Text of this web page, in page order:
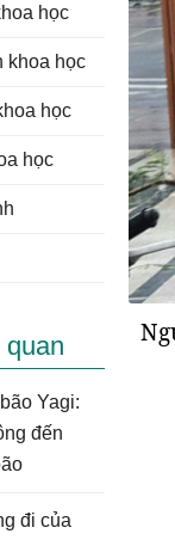
học
khoa học
học
học
Yagi:
đến
đi của